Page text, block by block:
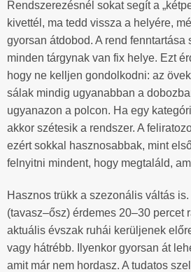
Rendszerezésnél sokat segít a
kivettél, ma tedd vissza a helyére,
gyorsan átdobod. A rend fenntartása
minden tárgynak van fix helye. Ezt
hogy ne kelljen gondolkodni: az
sálak mindig ugyanabban a
ugyanazon a polcon. Ha egy
akkor szétesik a rendszer. A
ezért sokkal hasznosabbak, mint
felnyitni mindent, hogy megtaláld,
Hasznos trükk a szezonális váltás
(tavasz–ősz) érdemes 20–30 percet
aktuális évszak ruhái kerüljenek
vagy hátrébb. Ilyenkor gyorsan át
amit már nem hordasz. A tudatos